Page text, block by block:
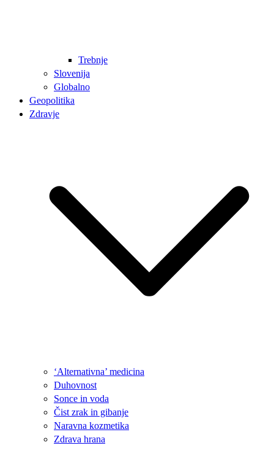
Trebnje
Slovenija
Globalno
Geopolitika
Zdravje
‘Alternativna’ medicina
Duhovnost
Sonce in voda
Čist zrak in gibanje
Naravna kozmetika
Zdrava hrana